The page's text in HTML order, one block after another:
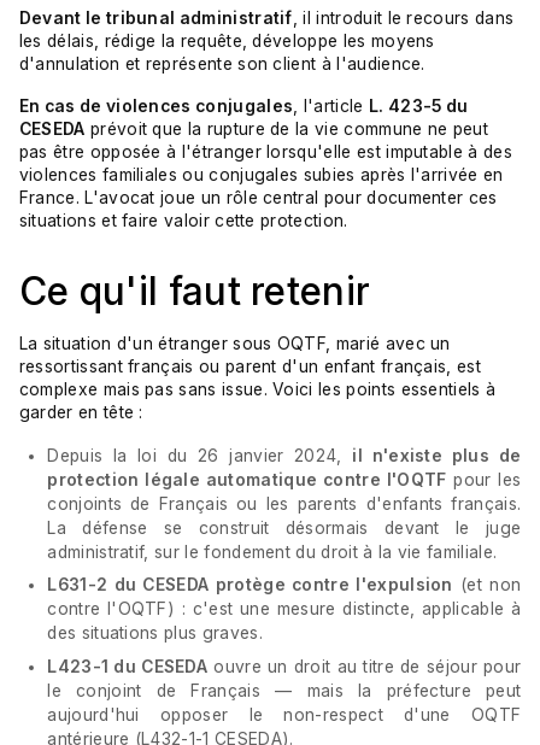
Devant le tribunal administratif , il introduit le recours dans
les délais, rédige la requête, développe les moyens
d'annulation et représente son client à l'audience.
En cas de violences conjugales , l'article L. 423-5 du
CESEDA prévoit que la rupture de la vie commune ne peut
pas être opposée à l'étranger lorsqu'elle est imputable à des
violences familiales ou conjugales subies après l'arrivée en
France. L'avocat joue un rôle central pour documenter ces
situations et faire valoir cette protection.
Ce qu'il faut retenir
La situation d'un étranger sous OQTF, marié avec un
ressortissant français ou parent d'un enfant français, est
complexe mais pas sans issue. Voici les points essentiels à
garder en tête :
Depuis la loi du 26 janvier 2024, il n'existe plus de
protection légale automatique contre l'OQTF pour les
conjoints de Français ou les parents d'enfants français.
La défense se construit désormais devant le juge
administratif, sur le fondement du droit à la vie familiale.
L631-2 du CESEDA protège contre l'expulsion (et non
contre l'OQTF) : c'est une mesure distincte, applicable à
des situations plus graves.
L423-1 du CESEDA ouvre un droit au titre de séjour pour
le conjoint de Français — mais la préfecture peut
aujourd'hui opposer le non-respect d'une OQTF
antérieure (L432-1-1 CESEDA).